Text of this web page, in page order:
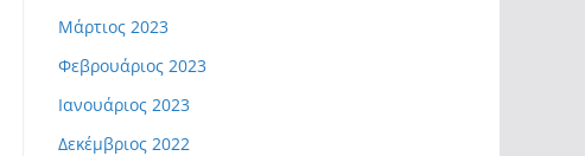
Μάρτιος 2023
Φεβρουάριος 2023
Ιανουάριος 2023
Δεκέμβριος 2022